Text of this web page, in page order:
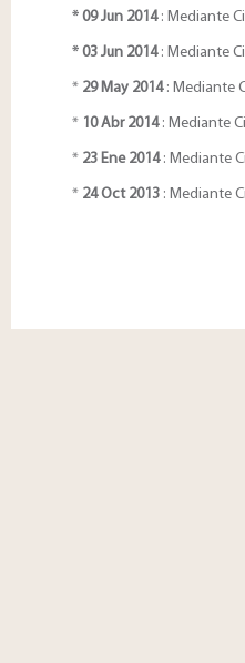
* 09 Jun 2014: Mediante
* 03 Jun 2014: Mediante
* 29 May 2014: Mediante
* 10 Abr 2014: Mediante
* 23 Ene 2014: Mediante
* 24 Oct 2013 : Mediante